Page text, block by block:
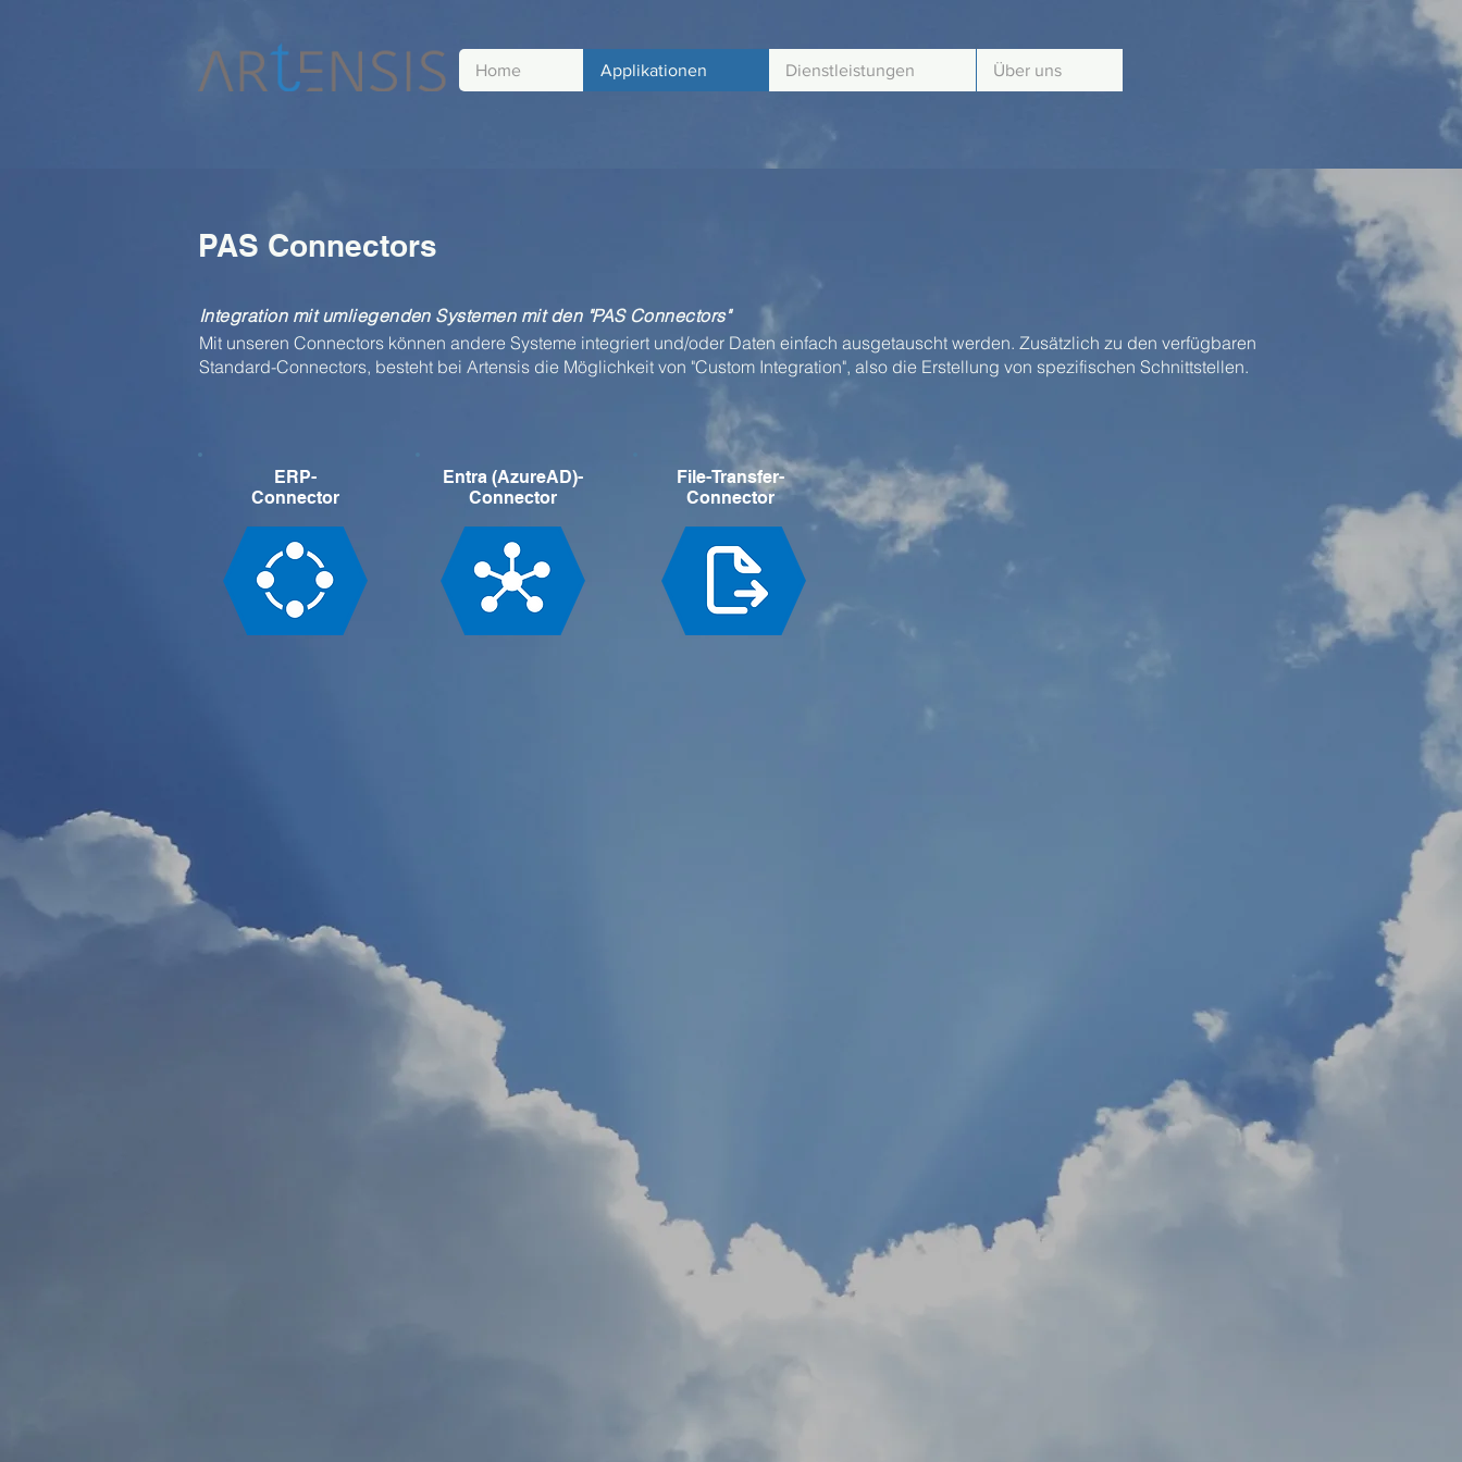
Home Applikationen Dienstleistungen Über uns
Integration mit umliegenden Systemen mit den "PAS Connectors"
Mit unseren Connectors können andere Systeme integriert und/oder Daten einfach ausgetauscht werden. Zusätzlich zu den verfügbaren
Standard-Connectors, besteht bei Artensis die Möglichkeit von "Custom Integration", also die Erstellung von spezifischen Schnittstellen.
PAS Connectors
ERP-
Connector
Entra (AzureAD)-
Connector
File-Transfer-
Connector